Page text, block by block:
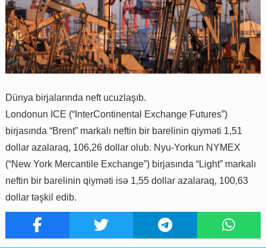
Dünya birjalarında neft ucuzlaşıb.
Londonun ICE (“InterContinental Exchange Futures”)
birjasında “Brent” markalı neftin bir barelinin qiyməti 1,51
dollar azalaraq, 106,26 dollar olub. Nyu-Yorkun NYMEX
(“New York Mercantile Exchange”) birjasında “Light” markalı
neftin bir barelinin qiyməti isə 1,55 dollar azalaraq, 100,63
dollar təşkil edib.